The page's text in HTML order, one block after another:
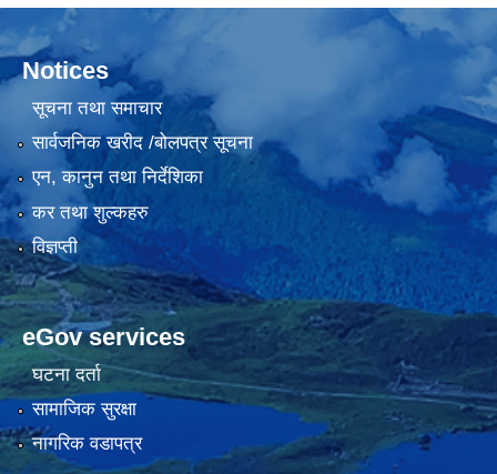
Notices
सूचना तथा समाचार
सार्वजनिक खरीद /बोलपत्र सूचना
एन, कानुन तथा निर्देशिका
कर तथा शुल्कहरु
विज्ञप्ती
eGov services
घटना दर्ता
सामाजिक सुरक्षा
नागरिक वडापत्र